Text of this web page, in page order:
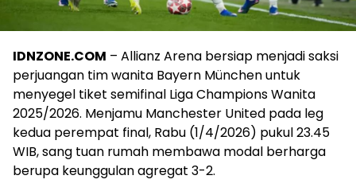
IDNZONE.COM – Allianz Arena bersiap menjadi saksi
perjuangan tim wanita Bayern München untuk
menyegel tiket semifinal Liga Champions Wanita
2025/2026. Menjamu Manchester United pada leg
kedua perempat final, Rabu (1/4/2026) pukul 23.45
WIB, sang tuan rumah membawa modal berharga
berupa keunggulan agregat 3-2.